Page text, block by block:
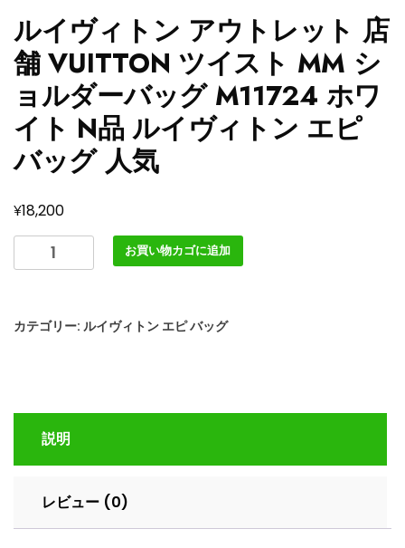
ルイヴィトン アウトレット 店
舗 VUITTON ツイスト MM シ
ョルダーバッグ M11724 ホワ
イト N品 ルイヴィトン エピ
バッグ 人気
¥18,200
イ
ト
ト
ッ
舗
お買い物カゴに追加
カテゴリー: ルイヴィトン エピ バッグ
説明
レビュー (0)